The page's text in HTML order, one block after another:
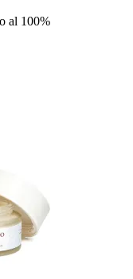
al 100%